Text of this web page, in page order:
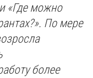
«Где можно
По мере
более